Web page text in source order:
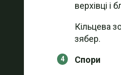
верхівці і
Кільцева
зябер.
Спори